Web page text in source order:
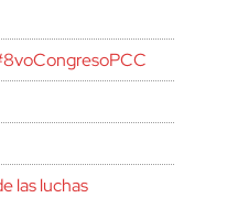
las luchas